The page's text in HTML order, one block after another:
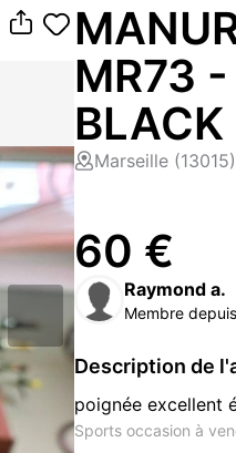
MR73
Marseille (13015)
60 €
Raymond a.
Membre
Description de
poignée excellent
Sports occasion à